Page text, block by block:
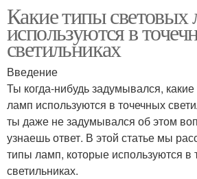
Какие типы световых
используются в
светильниках
Введение
Ты когда-нибудь задумывался,
ламп используются в точечных
ты даже не задумывался об этом
узнаешь ответ. В этой статье мы
типы ламп, которые используются в
светильниках.